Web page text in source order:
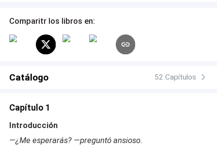
Comparitr los libros en:
Catálogo 52 Capítulos
Capítulo 1
Introducción
—¿Me esperarás? —preguntó ansioso.